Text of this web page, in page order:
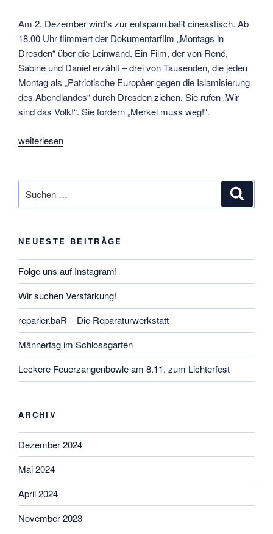
Am 2. Dezember wird’s zur entspann.baR cineastisch. Ab
18.00 Uhr flimmert der Dokumentarfilm „Montags in
Dresden“ über die Leinwand. Ein Film, der von René,
Sabine und Daniel erzählt – drei von Tausenden, die jeden
Montag als „Patriotische Europäer gegen die Islamisierung
des Abendlandes“ durch Dresden ziehen. Sie rufen „Wir
sind das Volk!“. Sie fordern „Merkel muss weg!“.
„sicht.baR
in
Dresden“
weiterlesen
nach:
NEUESTE BEITRÄGE
Folge uns auf Instagram!
Wir suchen Verstärkung!
reparier.baR – Die Reparaturwerkstatt
Männertag im Schlossgarten
Leckere Feuerzangenbowle am 8.11. zum Lichterfest
ARCHIV
Dezember 2024
Mai 2024
April 2024
November 2023